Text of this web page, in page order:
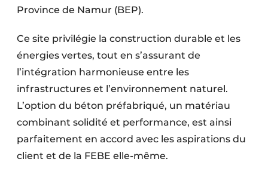
Province de Namur (BEP).
Ce site privilégie la construction durable et les
énergies vertes, tout en s’assurant de
l’intégration harmonieuse entre les
infrastructures et l’environnement naturel.
L’option du béton préfabriqué, un matériau
combinant solidité et performance, est ainsi
parfaitement en accord avec les aspirations du
client et de la FEBE elle-même.